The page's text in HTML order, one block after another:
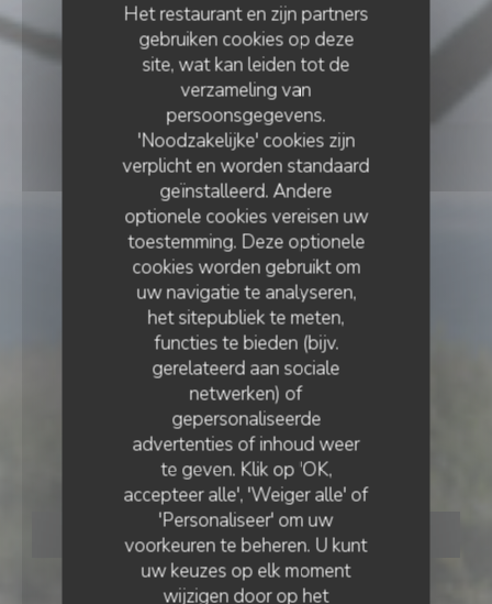
Het restaurant en zijn partners
gebruiken cookies op deze
site, wat kan leiden tot de
verzameling van
persoonsgegevens.
'Noodzakelijke' cookies zijn
verplicht en worden standaard
geïnstalleerd. Andere
optionele cookies vereisen uw
toestemming. Deze optionele
cookies worden gebruikt om
uw navigatie te analyseren,
het sitepubliek te meten,
functies te bieden (bijv.
gerelateerd aan sociale
netwerken) of
gepersonaliseerde
advertenties of inhoud weer
te geven. Klik op 'OK,
accepteer alle', 'Weiger alle' of
'Personaliseer' om uw
voorkeuren te beheren. U kunt
uw keuzes op elk moment
wijzigen door op het
RESTAURANT - PUB - PIZZA•
Sablé
RESERVEER EEN TAFEL
SABLÉ